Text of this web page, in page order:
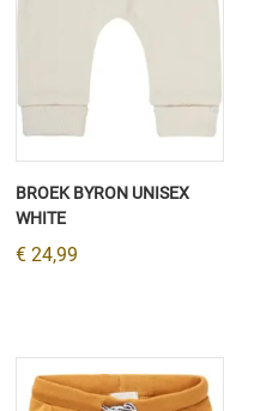
BROEK BYRON UNISEX
WHITE
€ 24,99